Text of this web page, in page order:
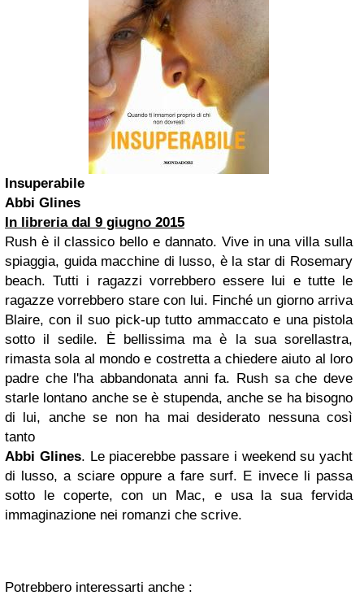
Insuperabile
Abbi Glines
In libreria dal 9 giugno 2015
Rush è il classico bello e dannato. Vive in una villa sulla
spiaggia, guida macchine di lusso, è la star di Rosemary
beach. Tutti i ragazzi vorrebbero essere lui e tutte le
ragazze vorrebbero stare con lui. Finché un giorno arriva
Blaire, con il suo pick-up tutto ammaccato e una pistola
sotto il sedile. È bellissima ma è la sua sorellastra,
rimasta sola al mondo e costretta a chiedere aiuto al loro
padre che l'ha abbandonata anni fa. Rush sa che deve
starle lontano anche se è stupenda, anche se ha bisogno
di lui, anche se non ha mai desiderato nessuna così
tanto
Abbi Glines. Le piacerebbe passare i weekend su yacht
di lusso, a sciare oppure a fare surf. E invece li passa
sotto le coperte, con un Mac, e usa la sua fervida
immaginazione nei romanzi che scrive.
Potrebbero interessarti anche :